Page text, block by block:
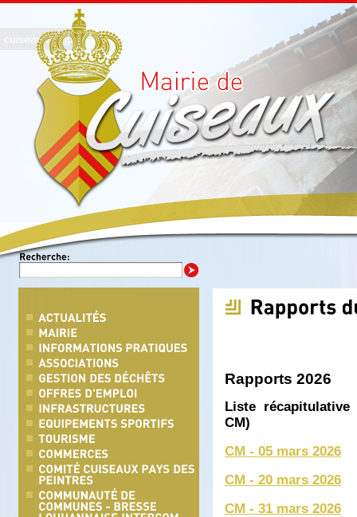
photo3.jpg
Rapports 2026
Liste
CM)
CM - 05 mars 2026
CM - 20 mars 2026
CM - 31 mars 2026